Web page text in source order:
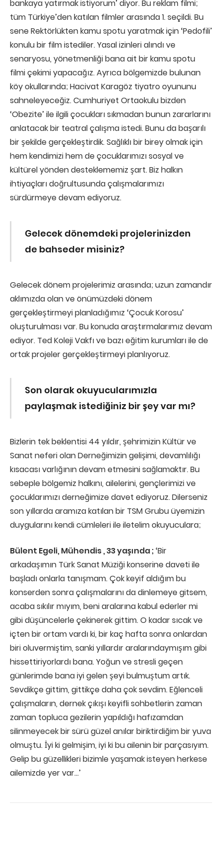
bankaya yatırmak istiyorum’ diyor. Bu reklam filmi;
tüm Türkiye’den katılan filmler arasında 1. seçildi. Bu
sene Rektörlükten kamu spotu yaratmak için ‘Pedofili’
konulu bir film istediler. Yasal izinleri alındı ve
senaryosu, yönetmenliği bana ait bir kamu spotu
filmi çekimi yapacağız. Ayrıca bölgemizde bulunan
köy okullarında; Hacivat Karagöz tiyatro oyununu
sahneleyeceğiz. Cumhuriyet Ortaokulu bizden
‘Obezite’ ile ilgili çocukları sıkmadan bunun zararlarını
anlatacak bir teatral çalışma istedi. Bunu da başarılı
bir şekilde gerçekleştirdik. Sağlıklı bir birey olmak için
hem kendimizi hem de çocuklarımızı sosyal ve
kültürel yönden desteklememiz şart. Biz halkın
ihtiyaçları doğrultusunda çalışmalarımızı
sürdürmeye devam ediyoruz.
Gelecek dönemdeki projelerinizden
de bahseder misiniz?
Gelecek dönem projelerimiz arasında; uzun zamandır
aklımızda olan ve önümüzdeki dönem
gerçekleştirmeyi planladığımız ‘Çocuk Korosu’
oluşturulması var. Bu konuda araştırmalarımız devam
ediyor. Ted Koleji Vakfı ve bazı eğitim kurumları ile de
ortak projeler gerçekleştirmeyi planlıyoruz.
Son olarak okuyucularımızla
paylaşmak istediğiniz bir şey var mı?
Bizlerin tek beklentisi 44 yıldır, şehrimizin Kültür ve
Sanat neferi olan Derneğimizin gelişimi, devamlılığı
kısacası varlığının devam etmesini sağlamaktır. Bu
sebeple bölgemiz halkını, ailelerini, gençlerimizi ve
çocuklarımızı derneğimize davet ediyoruz. Dilerseniz
son yıllarda aramıza katılan bir TSM Grubu üyemizin
duygularını kendi cümleleri ile iletelim okuyuculara;
Bülent Egeli, Mühendis , 33 yaşında ;‘Bir
arkadaşımın Türk Sanat Müziği konserine daveti ile
başladı onlarla tanışmam. Çok keyif aldığım bu
konserden sonra çalışmalarını da dinlemeye gitsem,
acaba sıkılır mıyım, beni aralarına kabul ederler mi
gibi düşüncelerle çekinerek gittim. O kadar sıcak ve
içten bir ortam vardı ki, bir kaç hafta sonra onlardan
biri oluvermiştim, sanki yıllardır aralarındaymışım gibi
hissettiriyorlardı bana. Yoğun ve stresli geçen
günlerimde bana iyi gelen şeyi bulmuştum artık.
Sevdikçe gittim, gittikçe daha çok sevdim. Eğlenceli
çalışmaların, dernek çıkışı keyifli sohbetlerin zaman
zaman topluca gezilerin yapıldığı hafızamdan
silinmeyecek bir sürü güzel anılar biriktirdiğim bir yuva
olmuştu. İyi ki gelmişim, iyi ki bu ailenin bir parçasıyım.
Gelip bu güzellikleri bizimle yaşamak isteyen herkese
ailemizde yer var…’